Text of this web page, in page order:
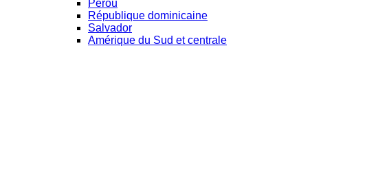
Pérou
République dominicaine
Salvador
Amérique du Sud et centrale